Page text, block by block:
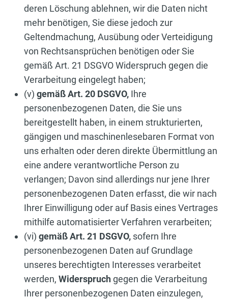
deren Löschung ablehnen, wir die Daten nicht
mehr benötigen, Sie diese jedoch zur
Geltendmachung, Ausübung oder Verteidigung
von Rechtsansprüchen benötigen oder Sie
gemäß Art. 21 DSGVO Widerspruch gegen die
Verarbeitung eingelegt haben;
(v) gemäß Art. 20 DSGVO, Ihre
personenbezogenen Daten, die Sie uns
bereitgestellt haben, in einem strukturierten,
gängigen und maschinenlesebaren Format von
uns erhalten oder deren direkte Übermittlung an
eine andere verantwortliche Person zu
verlangen; Davon sind allerdings nur jene Ihrer
personenbezogenen Daten erfasst, die wir nach
Ihrer Einwilligung oder auf Basis eines Vertrages
mithilfe automatisierter Verfahren verarbeiten;
(vi) gemäß Art. 21 DSGVO, sofern Ihre
personenbezogenen Daten auf Grundlage
unseres berechtigten Interesses verarbeitet
werden, Widerspruchgegen die Verarbeitung
Ihrer personenbezogenen Daten einzulegen,